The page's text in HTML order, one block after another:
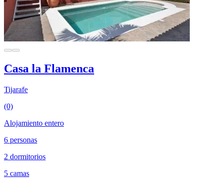
Casa la Flamenca
Tijarafe
(0)
Alojamiento entero
6 personas
2 dormitorios
5 camas